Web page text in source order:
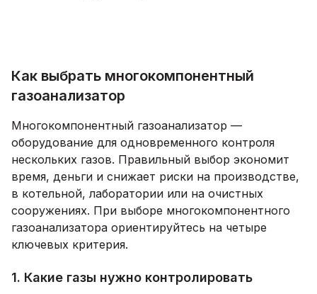
Как выбрать многокомпонентный
газоанализатор
Многокомпонентный газоанализатор —
оборудование для одновременного контроля
нескольких газов. Правильный выбор экономит
время, деньги и снижает риски на производстве,
в котельной, лаборатории или на очистных
сооружениях. При выборе многокомпонентного
газоанализатора ориентируйтесь на четыре
ключевых критерия.
1. Какие газы нужно контролировать